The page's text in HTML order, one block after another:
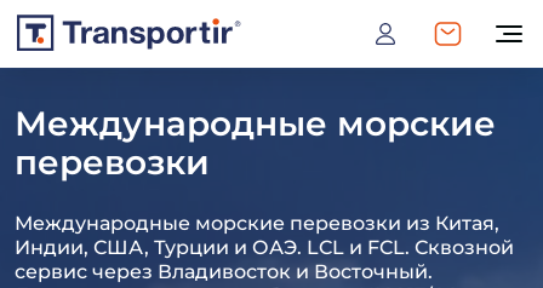
Международные морские
перевозки
Международные морские перевозки из Китая,
Индии, США, Турции и ОАЭ. LCL и FCL. Сквозной
сервис через Владивосток и Восточный.